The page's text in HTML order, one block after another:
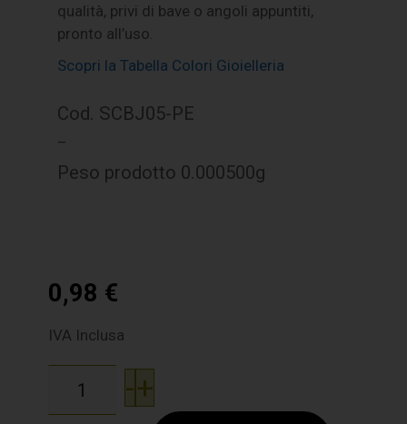
qualità, privi di bave o angoli appuntiti,
pronto all’uso.
Scopri la Tabella Colori Gioielleria
Cod. SCBJ05-PE
–
Peso prodotto 0.000500g
0,98 €
IVA Inclusa
-+